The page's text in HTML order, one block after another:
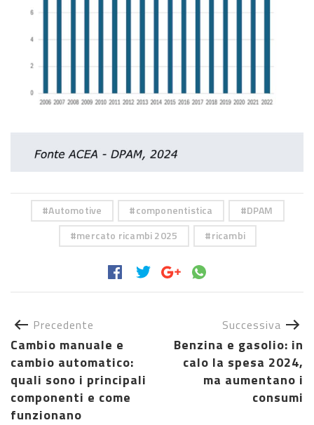
Automotive componentistica
DPAM
mercato ricambi 2025
ricambi
Precedente
Cambio manuale e
cambio automatico:
quali sono i principali
componenti e come
funzionano
Successiva
Benzina e gasolio: in
calo la spesa 2024,
ma aumentano i
consumi